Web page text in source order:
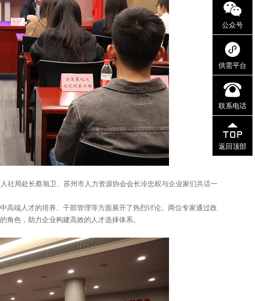
社局处长蔡旭卫、苏州市人力资源协会会长冷忠权与企业家们共话一
高端人才的培养、干部管理等方面展开了热烈讨论。两位专家通过政
角色，助力企业构建高效的人才选择体系。
公众号
供需平台
联系电话
返回顶部